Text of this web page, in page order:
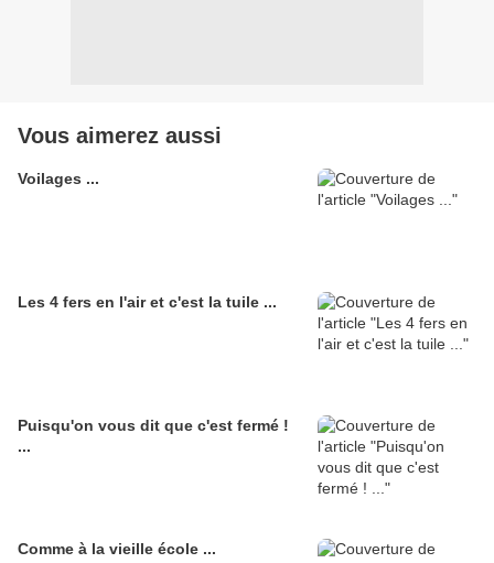
Vous aimerez aussi
Voilages ...
Les 4 fers en l'air et c'est la tuile ...
Puisqu'on vous dit que c'est fermé !
...
Comme à la vieille école ...